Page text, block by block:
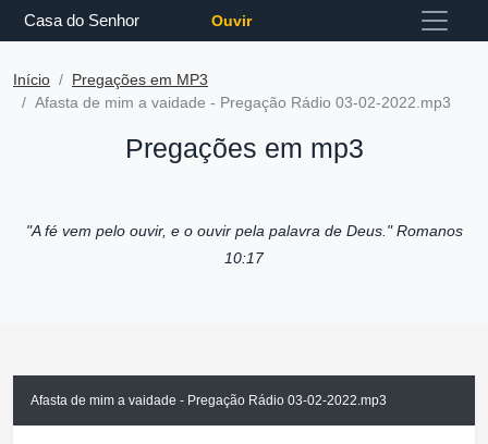
Casa do Senhor Ouvir
Início
Pregações em MP3
Afasta de mim a vaidade - Pregação Rádio 03-02-2022.mp3
Pregações em mp3
"A fé vem pelo ouvir, e o ouvir pela palavra de Deus."Romanos
10:17
Afasta de mim a vaidade - Pregação Rádio 03-02-2022.mp3